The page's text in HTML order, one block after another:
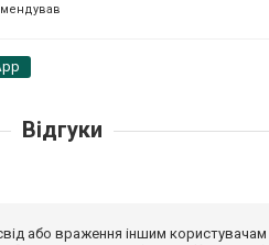
Відгуки
або враження іншим